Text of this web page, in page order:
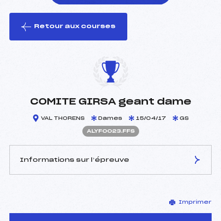
le ski
Retour aux courses
COMITE GIRSA geant dame
VAL THORENS Dames 15/04/17 GS
ALYF0023.FFS
Informations sur l’épreuve
VIEBAN PHILIPPE (LY)
Arbitre :
POUPON BRUNO (CE)
Imprimer